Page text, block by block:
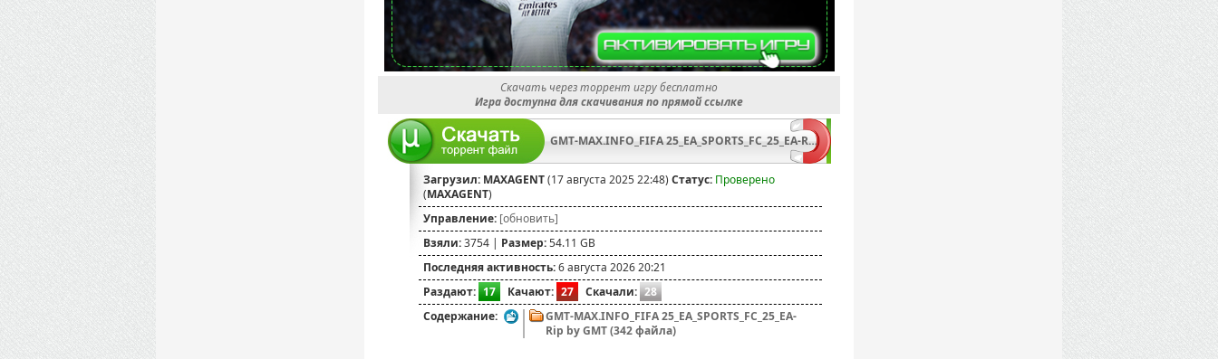
Скачать через торрент игру бесплатно
Игра доступна для скачивания по прямой ссылке
GMT-MAX.INFO_FIFA 25_EA_SPORTS_FC_25_EA-Rip by GMT.torrent
Загрузил: MAXAGENT(17 августа 2025 22:48) Статус: Проверено
(MAXAGENT)
Управление: [обновить]
Взяли:3754 | Размер:54.11 GB
Последняя активность:6 августа 2026 20:21
Раздают: 17 Качают: 27 Скачали: 28
Содержание:
GMT-MAX.INFO_FIFA 25_EA_SPORTS_FC_25_EA-
Rip by GMT (342 файла)